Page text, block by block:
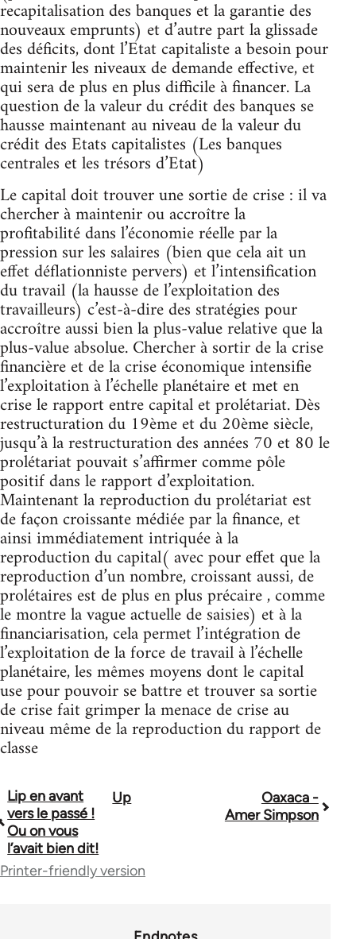
recapitalisation des banques et la garantie des
nouveaux emprunts) et d’autre part la glissade
des déficits, dont l’Etat capitaliste a besoin pour
maintenir les niveaux de demande effective, et
qui sera de plus en plus difficile à financer. La
question de la valeur du crédit des banques se
hausse maintenant au niveau de la valeur du
crédit des Etats capitalistes (Les banques
centrales et les trésors d’Etat)
Le capital doit trouver une sortie de crise : il va
chercher à maintenir ou accroître la
profitabilité dans l’économie réelle par la
pression sur les salaires (bien que cela ait un
effet déflationniste pervers) et l’intensification
du travail (la hausse de l’exploitation des
travailleurs) c’est-à-dire des stratégies pour
accroître aussi bien la plus-value relative que la
plus-value absolue. Chercher à sortir de la crise
financière et de la crise économique intensifie
l’exploitation à l’échelle planétaire et met en
crise le rapport entre capital et prolétariat. Dès
restructuration du 19ème et du 20ème siècle,
jusqu’à la restructuration des années 70 et 80 le
prolétariat pouvait s’affirmer comme pôle
positif dans le rapport d’exploitation.
Maintenant la reproduction du prolétariat est
de façon croissante médiée par la finance, et
ainsi immédiatement intriquée à la
reproduction du capital( avec pour effet que la
reproduction d’un nombre, croissant aussi, de
prolétaires est de plus en plus précaire , comme
le montre la vague actuelle de saisies) et à la
financiarisation, cela permet l’intégration de
l’exploitation de la force de travail à l’échelle
planétaire, les mêmes moyens dont le capital
use pour pouvoir se battre et trouver sa sortie
de crise fait grimper la menace de crise au
niveau même de la reproduction du rapport de
classe
Book
traversal
links
Lip en avant
vers le passé !
Ou on vous
l’avait bien dit!
Up
Oaxaca -
Amer Simpson
Printer-friendly version